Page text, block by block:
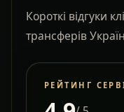
Короткі відгуки
трансферів
РЕЙТИНГ